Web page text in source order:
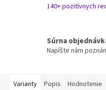
140+ pozitívnych
Súrna
Napíšte nám
Varianty Popis Hodnotenie